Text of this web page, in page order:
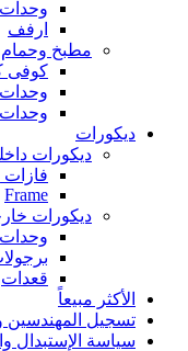
ارفف
مطبخ وحمام
كوفى
ديكورات
ديكورات
Frame
ديكورات
قعدات
الأكثر مبيعاً
تسجيل المهندسين
سياسة الإستبدال